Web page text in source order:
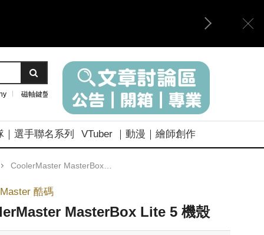
磁軸鍵盤
｜選手聯名系列 VTuber ｜動漫｜繪師創作
CoolerMaster MasterBox Lite 5 機殼
酷碼
MasterBox Lite 5 機殼